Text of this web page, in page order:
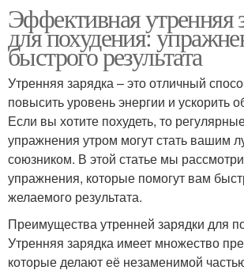
Эффективная утренняя
для похудения:
быстрого результата
Утренняя зарядка – это отличный
повысить уровень энергии и ускорить
Если вы хотите похудеть, то
упражнения утром могут стать вашим
союзником. В этой статье мы
упражнения, которые помогут вам
желаемого результата.
Преимущества утренней зарядки для
Утренняя зарядка имеет множество
которые делают её незаменимой